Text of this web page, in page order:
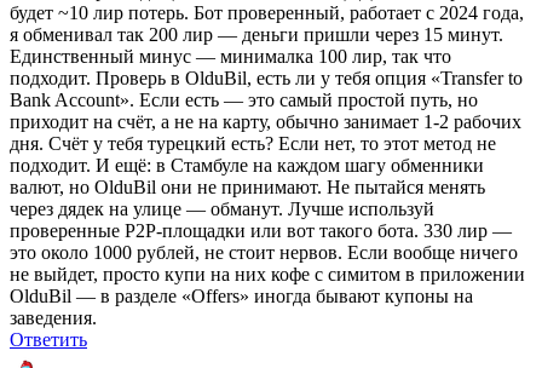
будет ~10 лир потерь. Бот проверенный, работает с 2024 года,
я обменивал так 200 лир — деньги пришли через 15 минут.
Единственный минус — минималка 100 лир, так что
подходит. Проверь в OlduBil, есть ли у тебя опция «Transfer to
Bank Account». Если есть — это самый простой путь, но
приходит на счёт, а не на карту, обычно занимает 1-2 рабочих
дня. Счёт у тебя турецкий есть? Если нет, то этот метод не
подходит. И ещё: в Стамбуле на каждом шагу обменники
валют, но OlduBil они не принимают. Не пытайся менять
через дядек на улице — обманут. Лучше используй
проверенные P2P-площадки или вот такого бота. 330 лир —
это около 1000 рублей, не стоит нервов. Если вообще ничего
не выйдет, просто купи на них кофе с симитом в приложении
OlduBil — в разделе «Offers» иногда бывают купоны на
заведения.
Ответить